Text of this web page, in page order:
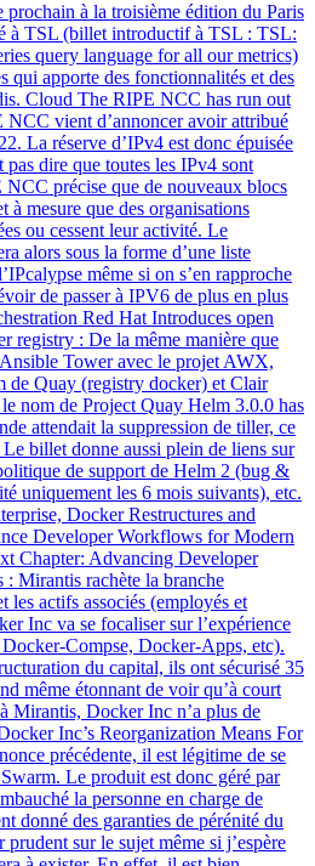
prochain à la troisième édition du Paris
à TSL (billet introductif à TSL : TSL:
query language for all our metrics)
qui apporte des fonctionnalités et des
Cloud The RIPE NCC has run out
vient d’annoncer avoir attribué
La réserve d’IPv4 est donc épuisée
dire que toutes les IPv4 sont
précise que de nouveaux blocs
mesure que des organisations
ou cessent leur activité. Le
alors sous la forme d’une liste
même si on s’en rapproche
de passer à IPV6 de plus en plus
Red Hat Introduces open
registry : De la même manière que
Tower avec le projet AWX,
de Quay (registry docker) et Clair
nom de Project Quay Helm 3.0.0 has
attendait la suppression de tiller, ce
Le billet donne aussi plein de liens sur
de support de Helm 2 (bug &
uniquement les 6 mois suivants), etc.
Docker Restructures and
Developer Workflows for Modern
Chapter: Advancing Developer
Mirantis rachète la branche
les actifs associés (employés et
Inc va se focaliser sur l’expérience
Compse, Docker-Apps, etc).
du capital, ils ont sécurisé 35
même étonnant de voir qu’à court
Mirantis, Docker Inc n’a plus de
Inc’s Reorganization Means For
précédente, il est légitime de se
Le produit est donc géré par
la personne en charge de
donné des garanties de pérénité du
sur le sujet même si j’espère